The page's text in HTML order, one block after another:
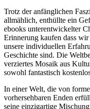
Trotz der anfänglichen
allmählich, enthüllte ein
ebooks unterentwickelter
Erinnerung kaufen dass
unsere individuellen
Geschichte sind. Die
verziertes Mosaik aus
sowohl fantastisch
In einer Welt, die von
vorhersehbaren Enden
seine einzigartige